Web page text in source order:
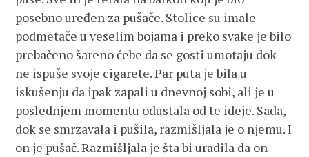
posebno uređen za pušače. Stolice su imale
podmetače u veselim bojama i preko svake je bilo
prebačeno šareno ćebe da se gosti umotaju dok
ne ispuše svoje cigarete. Par puta je bila u
iskušenju da ipak zapali u dnevnoj sobi, ali je u
poslednjem momentu odustala od te ideje. Sada,
dok se smrzavala i pušila, razmišljala je o njemu. I
on je pušač. Razmišljala je šta bi uradila da on